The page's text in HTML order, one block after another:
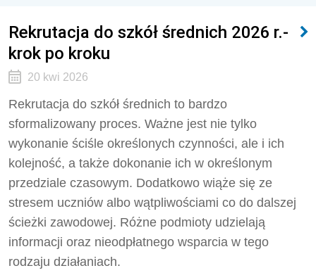
Rekrutacja do szkół średnich 2026 r.-
krok po kroku
20 kwi 2026
Rekrutacja do szkół średnich to bardzo
sformalizowany proces. Ważne jest nie tylko
wykonanie ściśle określonych czynności, ale i ich
kolejność, a także dokonanie ich w określonym
przedziale czasowym. Dodatkowo wiąże się ze
stresem uczniów albo wątpliwościami co do dalszej
ścieżki zawodowej. Różne podmioty udzielają
informacji oraz nieodpłatnego wsparcia w tego
rodzaju działaniach.